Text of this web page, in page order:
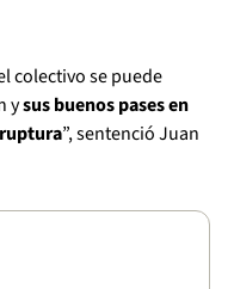
colectivo se puede
ysus buenos pases en
”, sentenció Juan